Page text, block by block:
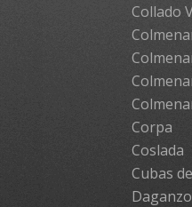
Collado
Corpa
Coslada
Cubas